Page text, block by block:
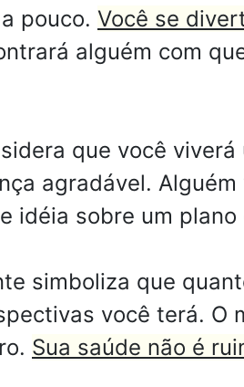
pouco. Você se
alguém com
que você
agradável.
idéia sobre um
simboliza que
você terá. O
Sua saúde não é